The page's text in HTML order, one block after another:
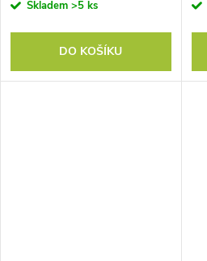
Skladem >5 ks
DO KOŠÍKU